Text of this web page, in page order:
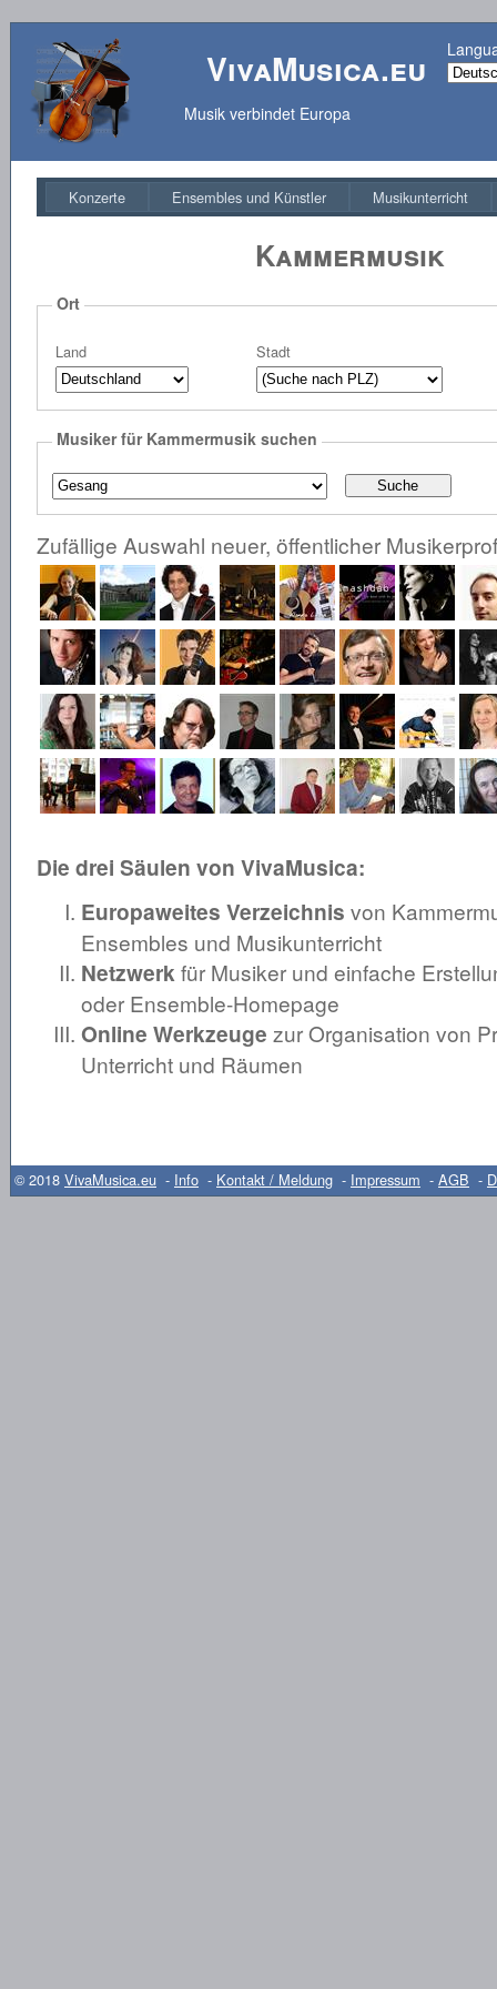
VivaMusica.eu
Musik verbindet Europa
Konzerte Ensembles und Künstler Musikunterricht
Kammermusik
Ort
Land Stadt
Musiker für Kammermusik suchen
Zufällige Auswahl neuer, öffentlicher
Die drei Säulen von VivaMusica:
Europaweites Verzeichnis von
Ensembles und Musikunterricht
Netzwerkfür Musiker und einfache
oder Ensemble-Homepage
Online Werkzeuge zur Organisation von
Unterricht und Räumen
© 2018 VivaMusica.eu - Info - Kontakt / Meldung - Impressum - AGB -